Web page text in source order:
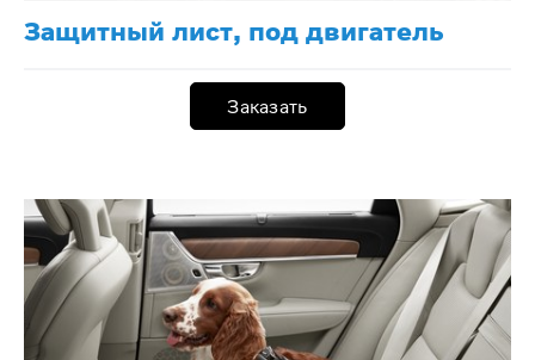
Защитный лист, под двигатель
Заказать